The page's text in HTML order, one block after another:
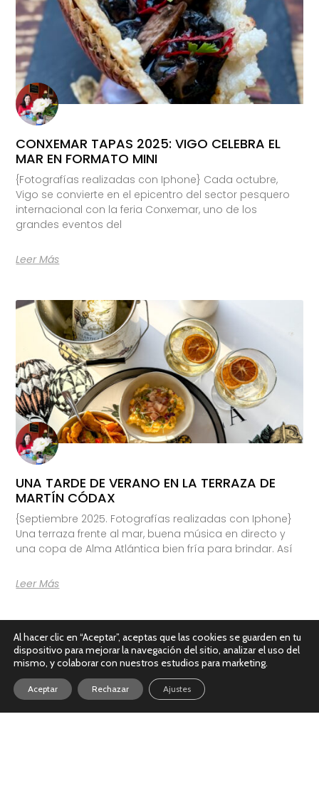
CONXEMAR TAPAS 2025: VIGO CELEBRA EL
MAR EN FORMATO MINI
{Fotografías realizadas con Iphone} Cada octubre,
Vigo se convierte en el epicentro del sector pesquero
internacional con la feria Conxemar, uno de los
grandes eventos del
Leer Más
UNA TARDE DE VERANO EN LA TERRAZA DE
MARTÍN CÓDAX
{Septiembre 2025. Fotografías realizadas con Iphone}
Una terraza frente al mar, buena música en directo y
una copa de Alma Atlántica bien fría para brindar. Así
Leer Más
Al hacer clic en “Aceptar”, aceptas que las cookies se guarden en tu
dispositivo para mejorar la navegación del sitio, analizar el uso del
mismo, y colaborar con nuestros estudios para marketing.
Aceptar Rechazar Ajustes